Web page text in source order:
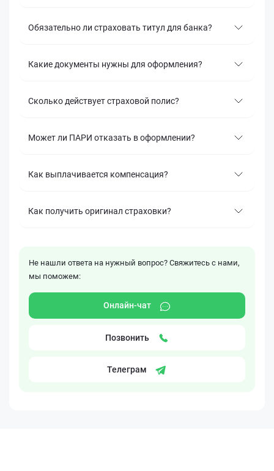
Обязательно ли страховать титул для банка?
Какие документы нужны для оформления?
Сколько действует страховой полис?
Может ли ПАРИ отказать в оформлении?
Как выплачивается компенсация?
Как получить оригинал страховки?
Не нашли ответа на нужный вопрос? Свяжитесь с нами,
мы поможем:
Онлайн-чат
Позвонить
Телеграм